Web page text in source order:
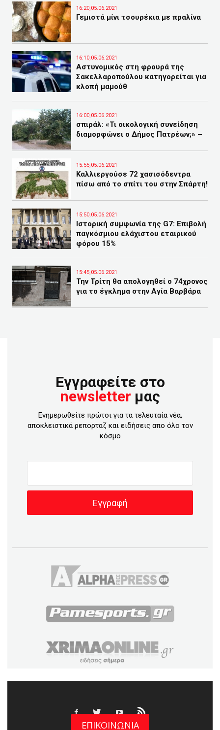
16:20,05.06.2021
Γεμιστά μίνι τσουρέκια με πραλίνα
16:10,05.06.2021
Αστυνομικός στη φρουρά της
Σακελλαροπούλου κατηγορείται για
κλοπή μαμούθ
16:00,05.06.2021
σπιράλ: «Τι οικολογική συνείδηση
διαμορφώνει ο Δήμος Πατρέων;» –
15:55,05.06.2021
Καλλιεργούσε 72 χασισόδεντρα
πίσω από το σπίτι του στην Σπάρτη!
15:50,05.06.2021
Ιστορική συμφωνία της G7: Επιβολή
παγκόσμιου ελάχιστου εταιρικού
φόρου 15%
15:45,05.06.2021
Την Τρίτη θα απολογηθεί ο 74χρονος
για το έγκλημα στην Αγία Βαρβάρα
Εγγραφείτε στο
newsletter μας
Ενημερωθείτε πρώτοι για τα τελευταία νέα,
αποκλειστικά ρεπορταζ και ειδήσεις απο όλο τον
κόσμο
ΕΠΙΚΟΙΝΩΝΙΑ